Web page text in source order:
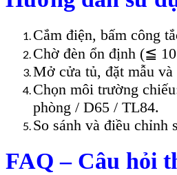
Cắm điện, bấm công
Chờ đèn ổn định (≦
Mở cửa tủ, đặt mẫu và
Chọn môi trường
phòng / D65 / TL84.
So sánh và điều chỉnh
FAQ – Câu hỏi